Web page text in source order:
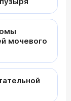
мочевого